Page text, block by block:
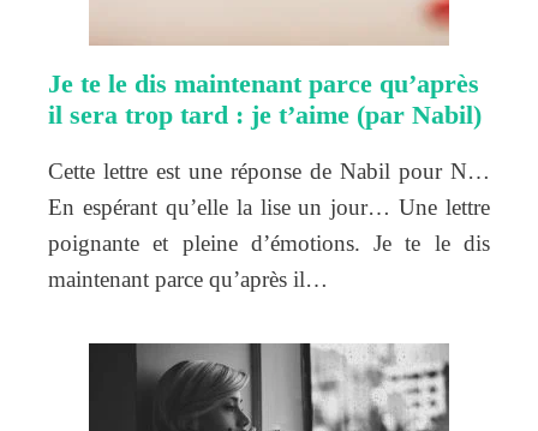
Je te le dis maintenant parce qu’après
il sera trop tard : je t’aime (par Nabil)
Cette lettre est une réponse de Nabil pour N…
En espérant qu’elle la lise un jour… Une lettre
poignante et pleine d’émotions. Je te le dis
maintenant parce qu’après il…